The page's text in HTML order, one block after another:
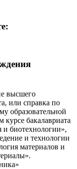
высшего
или справка по
образовательной
бакалавриата
биотехнологии»,
и технологии
материалов и